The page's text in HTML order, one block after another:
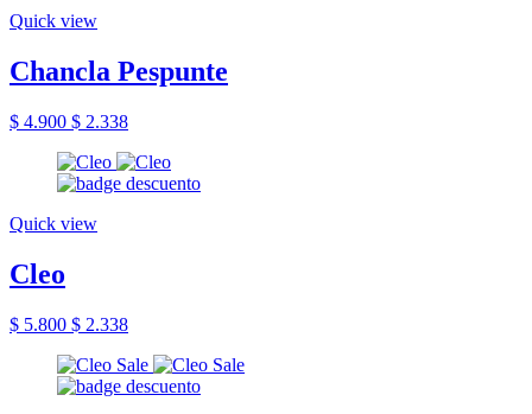
Quick view
Chancla Pespunte
$ 4.900 $ 2.338
Quick view
Cleo
$ 5.800 $ 2.338